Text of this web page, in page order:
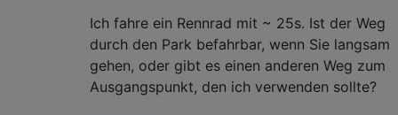
Ich fahre ein Rennrad mit ~ 25s. Ist der Weg
durch den Park befahrbar, wenn Sie langsam
gehen, oder gibt es einen anderen Weg zum
Ausgangspunkt, den ich verwenden sollte?